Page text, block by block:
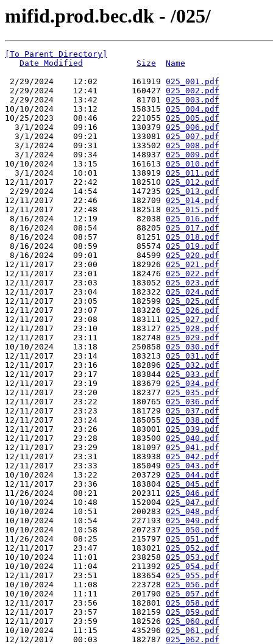
mifid.prod.bec.dk - /025/
[To Parent Directory]
Date Modified
Size
Name
2/29/2024    12:02       161919 025_001.pdf
2/29/2024    12:41       160427 025_002.pdf
2/29/2024    13:42        81701 025_003.pdf
10/10/2024    13:12       158315 025_004.pdf
10/25/2023    08:46       221055 025_005.pdf
3/1/2024    09:16       130379 025_006.pdf
3/1/2024    09:21       133081 025_007.pdf
3/1/2024    09:31       133502 025_008.pdf
3/1/2024    09:34       148937 025_009.pdf
10/10/2024    13:15       161613 025_010.pdf
3/1/2024    10:01       138919 025_011.pdf
12/11/2017    22:42       182510 025_012.pdf
2/29/2024    14:54       147235 025_013.pdf
12/11/2017    22:46       182709 025_014.pdf
12/11/2017    22:48       182518 025_015.pdf
8/16/2024    12:19        82038 025_016.pdf
8/16/2024    08:54        88205 025_017.pdf
8/16/2024    08:57        81251 025_018.pdf
8/16/2024    08:59        85574 025_019.pdf
8/16/2024    09:01        84599 025_020.pdf
12/11/2017    23:00       182926 025_021.pdf
12/11/2017    23:01       182476 025_022.pdf
12/11/2017    23:03       183052 025_023.pdf
12/11/2017    23:04       182322 025_024.pdf
12/11/2017    23:05       182599 025_025.pdf
12/11/2017    23:07       183226 025_026.pdf
12/11/2017    23:08       183111 025_027.pdf
12/11/2017    23:10       183127 025_028.pdf
12/11/2017    23:11       182748 025_029.pdf
10/10/2024    13:18       250858 025_030.pdf
12/11/2017    23:14       183213 025_031.pdf
12/11/2017    23:16       182896 025_032.pdf
12/11/2017    23:17       183844 025_033.pdf
12/11/2017    23:19       183679 025_034.pdf
12/11/2017    23:20       182377 025_035.pdf
12/11/2017    23:22       180765 025_036.pdf
12/11/2017    23:23       181729 025_037.pdf
12/11/2017    23:24       185055 025_038.pdf
12/11/2017    23:26       183001 025_039.pdf
12/11/2017    23:28       183500 025_040.pdf
12/11/2017    23:29       181097 025_041.pdf
12/11/2017    23:31       183938 025_042.pdf
12/11/2017    23:33       185049 025_043.pdf
10/10/2024    13:22       203729 025_044.pdf
12/11/2017    23:36       183804 025_045.pdf
11/26/2024    08:21       202311 025_046.pdf
10/10/2024    10:48       152004 025_047.pdf
10/10/2024    10:51       200283 025_048.pdf
10/10/2024    10:54       227193 025_049.pdf
10/10/2024    10:58       207237 025_050.pdf
11/26/2024    08:25       215797 025_051.pdf
12/11/2017    23:47       183021 025_052.pdf
10/10/2024    11:01       238258 025_053.pdf
10/10/2024    11:04       211392 025_054.pdf
12/11/2017    23:51       183654 025_055.pdf
10/10/2024    11:08       223728 025_056.pdf
10/10/2024    11:11       201790 025_057.pdf
12/11/2017    23:56       182801 025_058.pdf
12/11/2017    23:57       182159 025_059.pdf
12/11/2017    23:59       182526 025_060.pdf
10/10/2024    11:15       435296 025_061.pdf
12/12/2017    00:03       182787 025_062.pdf